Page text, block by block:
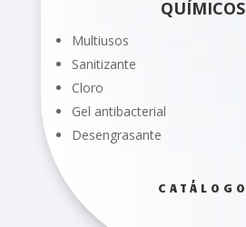
QUÍMICOS
Multiusos
Sanitizante
Cloro
Gel antibacterial
Desengrasante
CATÁLOGO